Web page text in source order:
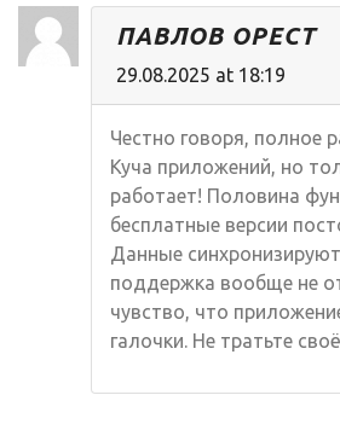
ПАВЛОВ ОРЕСТ
29.08.2025 at 18:19
Честно говоря, полное
Куча приложений, но
работает! Половина
бесплатные версии
Данные
поддержка вообще не
чувство, что
галочки. Не тратьте